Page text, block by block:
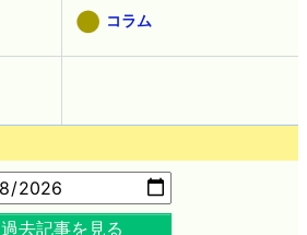
コラム
過去記事を見る